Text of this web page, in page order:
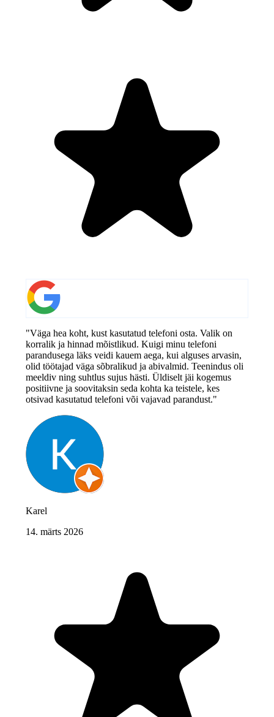
"Väga hea koht, kust kasutatud telefoni osta. Valik on
korralik ja hinnad mõistlikud. Kuigi minu telefoni
parandusega läks veidi kauem aega, kui alguses arvasin,
olid töötajad väga sõbralikud ja abivalmid. Teenindus oli
meeldiv ning suhtlus sujus hästi. Üldiselt jäi kogemus
positiivne ja soovitaksin seda kohta ka teistele, kes
otsivad kasutatud telefoni või vajavad parandust."
Karel
14. märts 2026